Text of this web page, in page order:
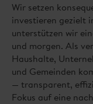
Wir setzen
investieren gezielt
unterstützen wir
und morgen. Als
Haushalte,
und Gemeinden
— transparent,
Fokus auf eine